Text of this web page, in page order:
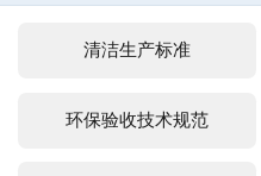
清洁生产标准
环保验收技术规范